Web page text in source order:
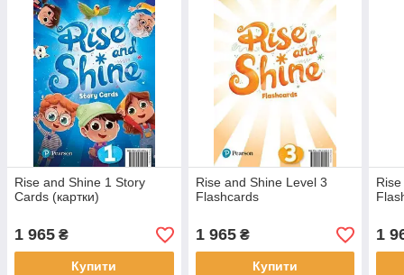
Rise and Shine 1 Story
Cards (картки)
1 965 ₴
Купити
Rise and Shine Level 3
Flashcards
1 965₴
Купити
1